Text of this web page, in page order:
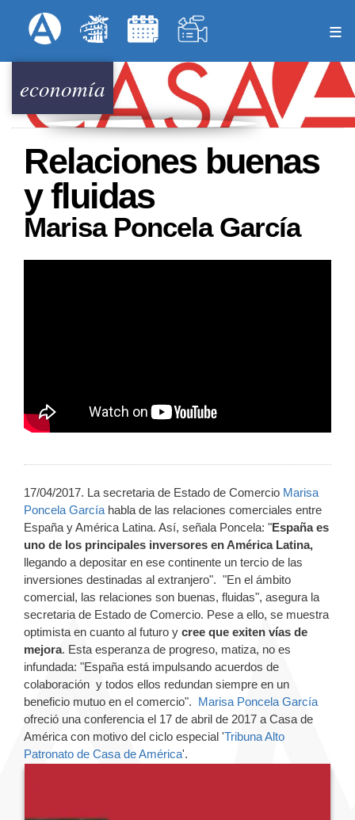
al
principal
Menú Superior
economía
Relaciones buenas
y fluidas
Marisa Poncela García
17/04/2017. La secretaria de Estado de Comercio Marisa
Poncela García habla de las relaciones comerciales entre
España y América Latina. Así, señala Poncela: "España es
uno de los principales inversores en América Latina,
llegando a depositar en ese continente un tercio de las
inversiones destinadas al extranjero". "En el ámbito
comercial, las relaciones son buenas, fluidas", asegura la
secretaria de Estado de Comercio. Pese a ello, se muestra
optimista en cuanto al futuro y cree que exiten vías de
mejora. Esta esperanza de progreso, matiza, no es
infundada: "España está impulsando acuerdos de
colaboración y todos ellos redundan siempre en un
beneficio mutuo en el comercio". Marisa Poncela García
ofreció una conferencia el 17 de abril de 2017 a Casa de
América con motivo del ciclo especial 'Tribuna Alto
Patronato de Casa de América'.